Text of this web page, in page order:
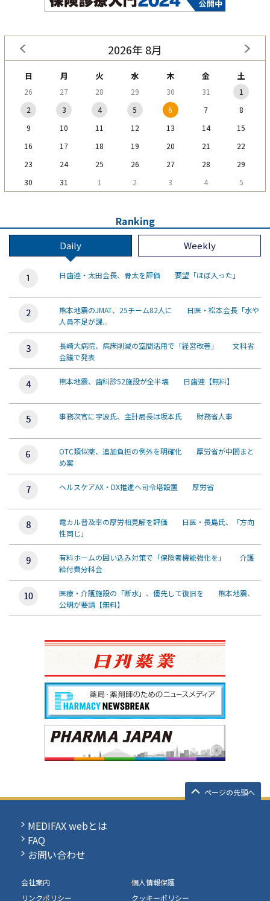
2026年 8月
日 月 火 水 木 金 土
26 27 28 29 30 31
1
2
3 4 5 6 7
8
9
10 11 12 13 14
15
16
17 18 19 20 21
22
23
24 25 26 27 28
29
30
31 1 2 3 4 5
Ranking
Daily Weekly
日歯連・太田会長、骨太を評価 要望「ほぼ入った」
熊本地震のJMAT、25チーム82人に 日医・松本会長「水や
人員不足が課...
長崎大病院、病床削減の空間活用で「経営改善」 文科省
会議で発表
熊本地震、歯科診52施設が全半壊 日歯連【無料】
事務次官に宇波氏、主計局長は坂本氏 財務省人事
OTC類似薬、追加負担の例外を明確化 厚労省が中間まと
め案
ヘルスケアAX・DX推進へ司令塔設置 厚労省
電カル普及率の厚労相見解を評価 日医・長島氏、「方向
性同じ」
有料ホームの囲い込み対策で「保険者機能強化を」 介護
給付費分科会
医療・介護施設の「断水」、優先して復旧を 熊本地震、
公明が要請【無料】
ページの先頭へ
MEDIFAX webとは
FAQ
お問い合わせ
会社案内
個人情報保護
リンクポリシー
クッキーポリシー